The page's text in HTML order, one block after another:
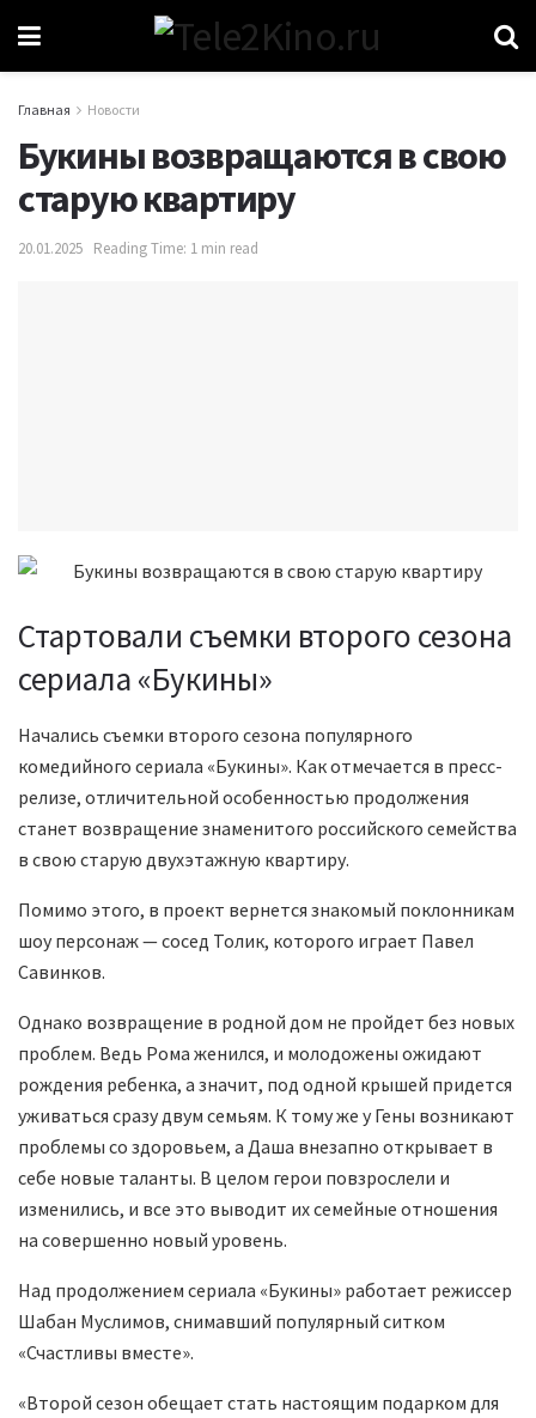
Главная Новости
Букины возвращаются в свою
старую квартиру
20.01.2025 Reading Time: 1 min read
Стартовали съемки второго сезона
сериала «Букины»
Начались съемки второго сезона популярного
комедийного сериала «Букины». Как отмечается в пресс-
релизе, отличительной особенностью продолжения
станет возвращение знаменитого российского семейства
в свою старую двухэтажную квартиру.
Помимо этого, в проект вернется знакомый поклонникам
шоу персонаж — сосед Толик, которого играет Павел
Савинков.
Однако возвращение в родной дом не пройдет без новых
проблем. Ведь Рома женился, и молодожены ожидают
рождения ребенка, а значит, под одной крышей придется
уживаться сразу двум семьям. К тому же у Гены возникают
проблемы со здоровьем, а Даша внезапно открывает в
себе новые таланты. В целом герои повзрослели и
изменились, и все это выводит их семейные отношения
на совершенно новый уровень.
Над продолжением сериала «Букины» работает режиссер
Шабан Муслимов, снимавший популярный ситком
«Счастливы вместе».
«Второй сезон обещает стать настоящим подарком для